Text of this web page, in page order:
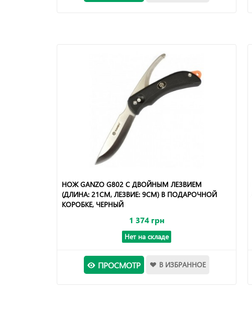
НОЖ GANZO G802 С ДВОЙНЫМ ЛЕЗВИЕМ
(ДЛИНА: 21СМ, ЛЕЗВИЕ: 9СМ) В ПОДАРОЧНОЙ
КОРОБКЕ, ЧЕРНЫЙ
1 374 грн
Нет на складе
ПРОСМОТР В ИЗБРАННОЕ